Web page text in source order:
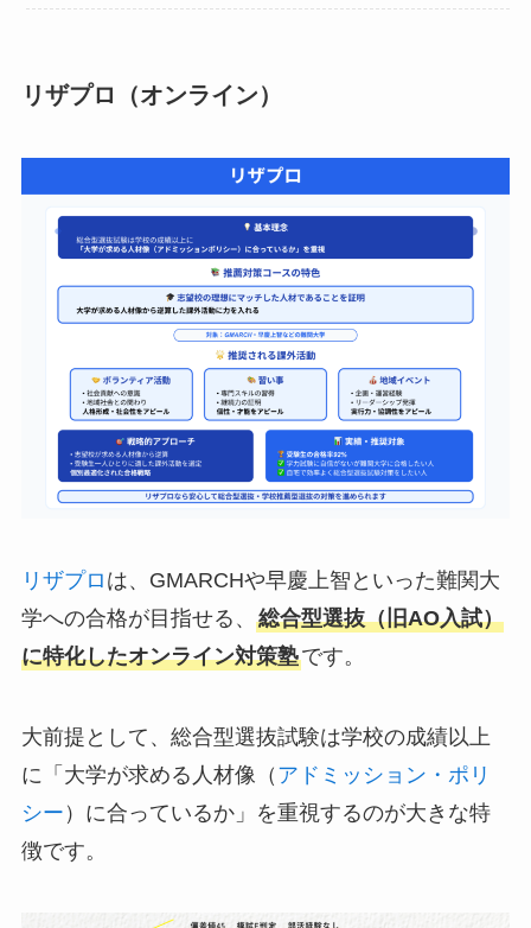
リザプロ（オンライン）
リザプロ は、GMARCHや早慶上智といった難関大
学への合格が目指せる、 総合型選抜（旧AO入試）
に特化したオンライン対策塾です。
大前提として、総合型選抜試験は学校の成績以上
に「大学が求める人材像（ アドミッション・ポリ
シー ）に合っているか」を重視するのが大きな特
徴です。